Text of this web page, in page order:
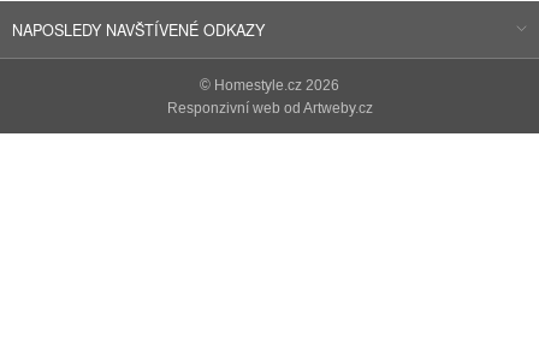
NAPOSLEDY NAVŠTÍVENÉ ODKAZY
© Homestyle.cz 2026
Responzivní web od Artweby.cz